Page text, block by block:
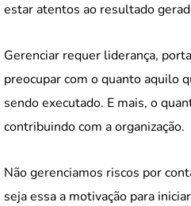
estar atentos ao resultado
Gerenciar requer liderança,
preocupar com o quanto aquilo
sendo executado. E mais, o
contribuindo com a organização.
Não gerenciamos riscos por
seja essa a motivação para